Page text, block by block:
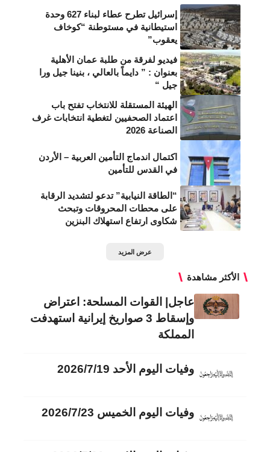
إسرائيل تطرح عطاء لبناء 627 وحدة
استيطانية في مستوطنة “كوخاف
يعقوب”
فيديو لفرقة من طلبة عمان الأهلية
بعنوان : ” دايماً بالعالي ، بنينا جيل ورا
جيل “
الهيئة المستقلة للانتخاب تفتح باب
اعتماد الصحفيين لتغطية انتخابات غرف
الصناعة 2026
اكتمال اندماج التأمين العربية – الأردن
في القدس للتأمين
“الطاقة النيابية” تدعو لتشديد الرقابة
على محطات المحروقات وتبحث
شكاوى ارتفاع استهلاك البنزين
عرض المزيد
الأكثر مشاهدة
عاجل| القوات المسلحة: اعتراض
وإسقاط 3 صواريخ إيرانية استهدفت
المملكة
وفيات اليوم الأحد 2026/7/19
وفيات اليوم الخميس 2026/7/23